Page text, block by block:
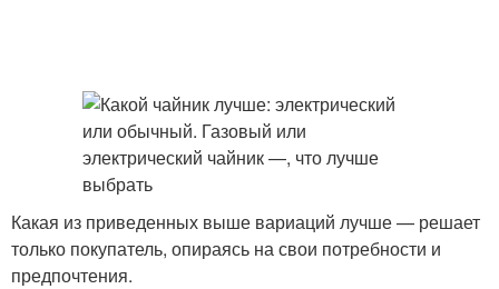
Какая из приведенных выше вариаций лучше — решает
только покупатель, опираясь на свои потребности и
предпочтения.